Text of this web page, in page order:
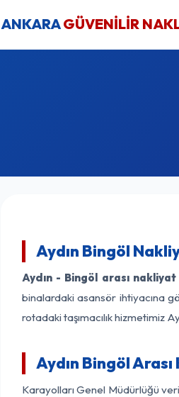
ANKARAGÜVENİLİR
Aydın Bingöl
Aydın - Bingöl arası
binalardaki asansör ihtiyacına
rotadaki taşımacılık hizmetimiz
Aydın Bingöl Arası
Karayolları Genel Müdürlüğü